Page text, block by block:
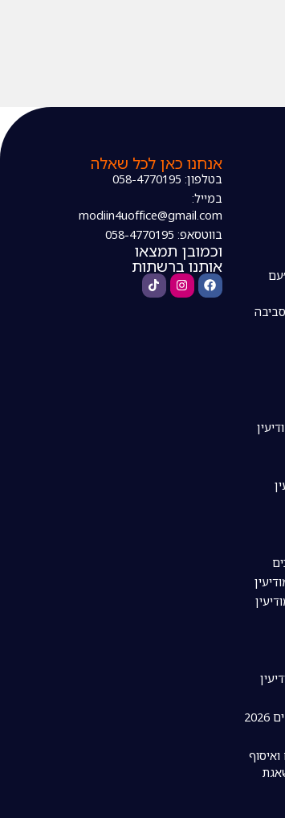
אנחנו כאן לכל שאלה
בטלפון: 058-4770195
במייל:
modiin4uoffice@gmail.com
בווטסאפ: 058-4770195
וכמובן תמצאו
אותנו ברשתות